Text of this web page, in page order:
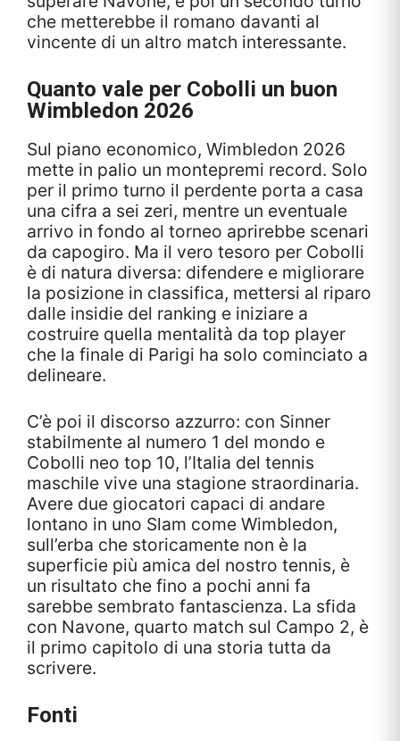
che metterebbe il romano davanti al
vincente di un altro match interessante.
Quanto vale per Cobolli un buon
Wimbledon 2026
Sul piano economico, Wimbledon 2026
mette in palio un montepremi record. Solo
per il primo turno il perdente porta a casa
una cifra a sei zeri, mentre un eventuale
arrivo in fondo al torneo aprirebbe scenari
da capogiro. Ma il vero tesoro per Cobolli
è di natura diversa: difendere e migliorare
la posizione in classifica, mettersi al riparo
dalle insidie del ranking e iniziare a
costruire quella mentalità da top player
che la finale di Parigi ha solo cominciato a
delineare.
C’è poi il discorso azzurro: con Sinner
stabilmente al numero 1 del mondo e
Cobolli neo top 10, l’Italia del tennis
maschile vive una stagione straordinaria.
Avere due giocatori capaci di andare
lontano in uno Slam come Wimbledon,
sull’erba che storicamente non è la
superficie più amica del nostro tennis, è
un risultato che fino a pochi anni fa
sarebbe sembrato fantascienza. La sfida
con Navone, quarto match sul Campo 2, è
il primo capitolo di una storia tutta da
scrivere.
Fonti